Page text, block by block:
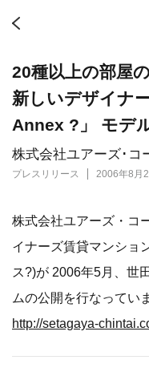
株式会社ユアーズ･コ
プレスリリース 2006年8月
20種以上の部屋
新しいデザイナ
Annex ?」 モデ
株式会社ユアーズ・コ
イナーズ賃貸マンショ
ス?)が 2006年5月、世
ムの公開を行なってい
http://setagaya-